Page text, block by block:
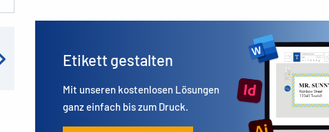
Etikett gestalten
Mit unseren kostenlosen Lösungen
ganz einfach bis zum Druck.